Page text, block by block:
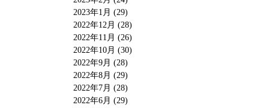
2023年1月 (29)
2022年12月 (28)
2022年11月 (26)
2022年10月 (30)
2022年9月 (28)
2022年8月 (29)
2022年7月 (28)
2022年6月 (29)